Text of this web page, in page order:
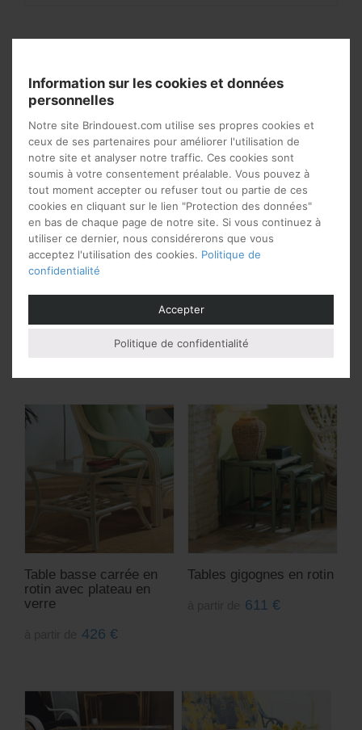
aussi…
508€
Table gigogne rotin avec
plateau verre
à partir de518
Table basse carrée en
rotin avec plateau en
verre
426 €
Tables gigognes en rotin
611 €
Information sur les cookies et données
personnelles
Notre site Brindouest.com utilise ses propres cookies et
ceux de ses partenaires pour améliorer l'utilisation de
notre site et analyser notre traffic. Ces cookies sont
soumis à votre consentement préalable. Vous pouvez à
tout moment accepter ou refuser tout ou partie de ces
cookies en cliquant sur le lien "Protection des données"
en bas de chaque page de notre site. Si vous continuez à
utiliser ce dernier, nous considérerons que vous
acceptez l'utilisation des cookies. Politique de
confidentialité
Accepter
Politique de confidentialité